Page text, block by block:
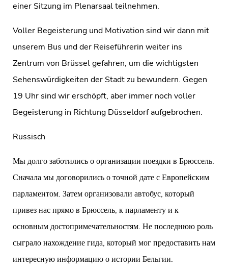
einer Sitzung im Plenarsaal teilnehmen.
Voller Begeisterung und Motivation sind wir dann mit
unserem Bus und der Reiseführerin weiter ins
Zentrum von Brüssel gefahren, um die wichtigsten
Sehenswürdigkeiten der Stadt zu bewundern. Gegen
19 Uhr sind wir erschöpft, aber immer noch voller
Begeisterung in Richtung Düsseldorf aufgebrochen.
Russisch
Мы долго заботились о организации поездки в Брюссель.
Сначала мы договорились о точной дате с Европейским
парламентом. Затем организовали автобус, который
привез нас прямо в Брюссель, к парламенту и к
основным достопримечательностям. Не последнюю роль
сыграло нахождение гида, который мог предоставить нам
интересную информацию о истории Бельгии.